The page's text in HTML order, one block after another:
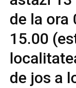
de la ora
15.00
de jos a